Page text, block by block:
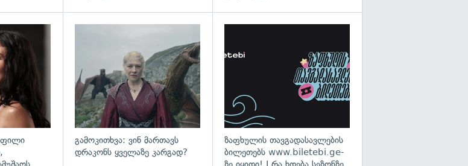
გამოკითხვა: ვინ მართავს
დრაკონს ყველაზე კარგად?
ზაფხულის თავგადასავლების
ბილეთებს www.biletebi.ge-